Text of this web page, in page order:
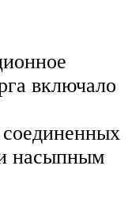
включало
насыпным